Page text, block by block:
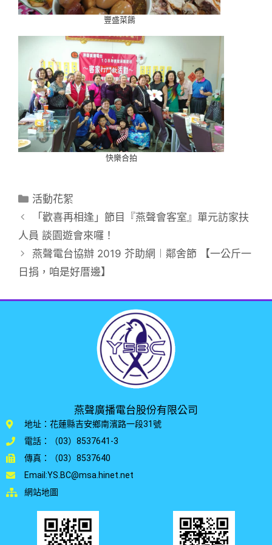
豐盛菜餚
快樂合拍
活動花絮
「歡喜再相逢」節目『燕聲會客室』單元訪家扶
人員 談園遊會來囉！
燕聲電台協辦 2019 芥助網︱鄰舍節 【一公斤一
日捐，咱是好厝邊】
燕聲廣播電台股份有限公司
地址：花蓮縣吉安鄉南濱路一段31號
電話：（03）8537641-3
傳真：（03）8537640
Email:YS.BC@msa.hinet.net
網站地圖